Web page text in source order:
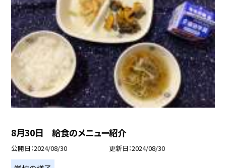
8月30日 給食のメニュー紹介
公開日 2024/08/30 更新日 2024/08/30